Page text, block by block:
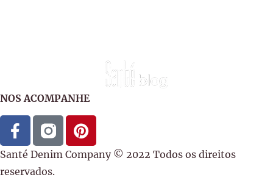
Santé Denim Company © 2022 Todos os direitos
reservados.
NOS ACOMPANHE